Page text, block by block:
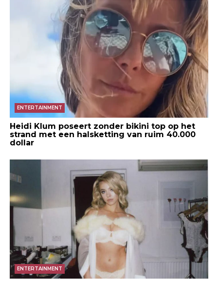
ENTERTAINMENT
Heidi Klum poseert zonder bikini top op het
strand met een halsketting van ruim 40.000
dollar
ENTERTAINMENT